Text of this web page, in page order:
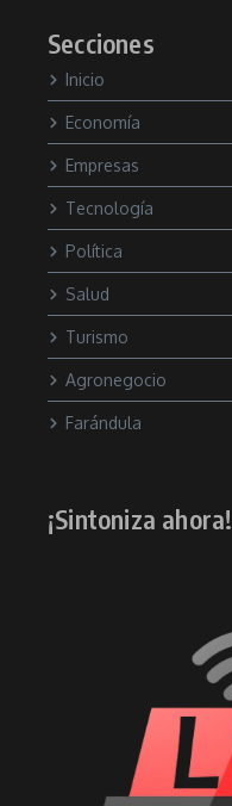
Secciones
Inicio
Economía
Empresas
Tecnología
Política
Salud
Turismo
Agronegocio
Farándula
¡Sintoniza ahora!